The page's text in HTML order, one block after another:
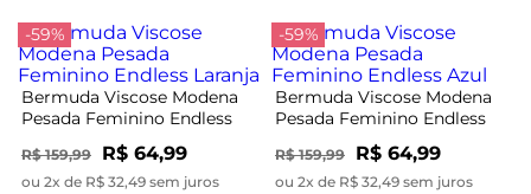
-59%
Bermuda Viscose Modena
Pesada Feminino Endless
R$ 159,99 R$ 64,99
ou 2x de R$ 32,49 sem juros
-59%
Bermuda Viscose Modena
Pesada Feminino Endless
R$ 159,99 R$ 64,99
ou 2x de R$ 32,49 sem juros